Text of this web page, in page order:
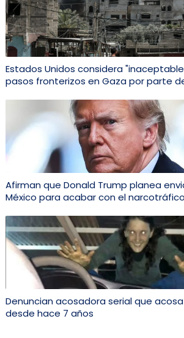
Estados Unidos considera
pasos fronterizos en Gaza por parte
Afirman que Donald Trump planea
México para acabar con el narcotráfico
Denuncian acosadora serial que
desde hace 7 años